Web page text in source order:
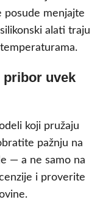
posude menjajte
alati traju
uvek
koji pružaju
pažnju na
— a ne samo na
i proverite